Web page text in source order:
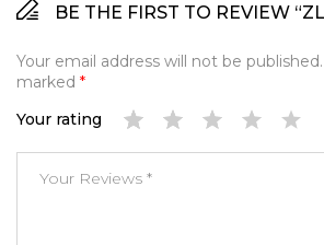
BE THE FIRST TO REVIEW
Your email address will not be published.
marked *
Your rating